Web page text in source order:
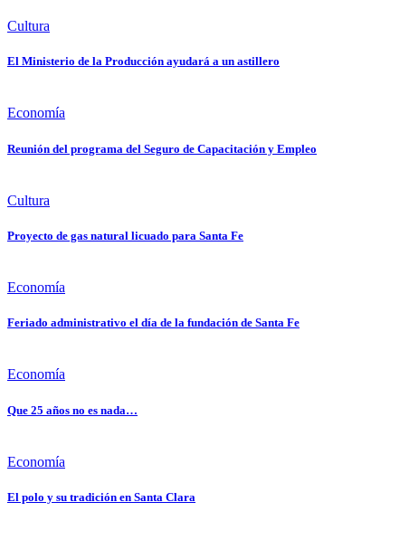
Cultura
El Ministerio de la Producción ayudará a un astillero
Economía
Reunión del programa del Seguro de Capacitación y Empleo
Cultura
Proyecto de gas natural licuado para Santa Fe
Economía
Feriado administrativo el día de la fundación de Santa Fe
Economía
Que 25 años no es nada…
Economía
El polo y su tradición en Santa Clara